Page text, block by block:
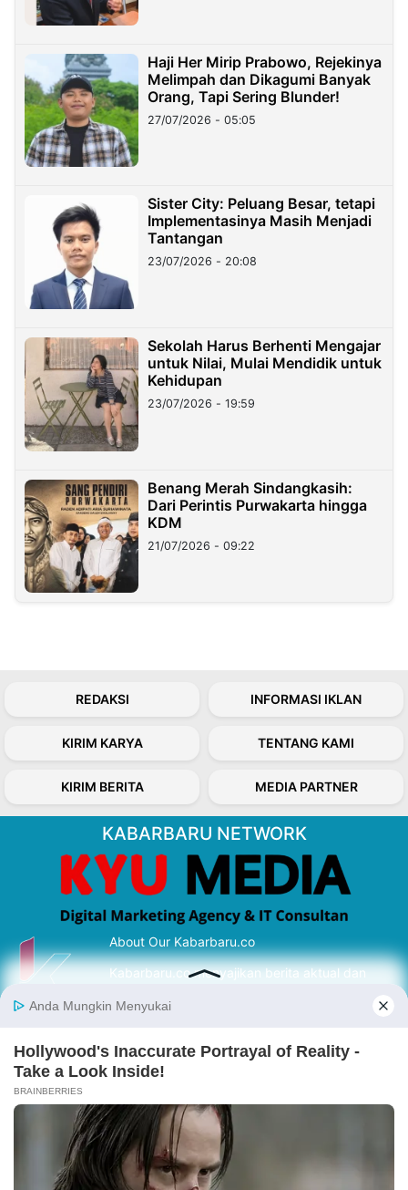
Haji Her Mirip Prabowo, Rejekinya
Melimpah dan Dikagumi Banyak
Orang, Tapi Sering Blunder!
27/07/2026 - 05:05
Sister City: Peluang Besar, tetapi
Implementasinya Masih Menjadi
Tantangan
23/07/2026 - 20:08
Sekolah Harus Berhenti Mengajar
untuk Nilai, Mulai Mendidik untuk
Kehidupan
23/07/2026 - 19:59
Benang Merah Sindangkasih:
Dari Perintis Purwakarta hingga
KDM
21/07/2026 - 09:22
REDAKSI INFORMASI IKLAN
KIRIM KARYA TENTANG KAMI
KIRIM BERITA MEDIA PARTNER
KABARBARU NETWORK
About Our Kabarbaru.co
Kabarbaru.co menyajikan berita aktual dan
serta terverifikasi dari sumber yang tepat.
Follow Kabarbaru